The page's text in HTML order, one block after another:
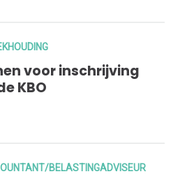
voor inschrijving
KBO
BELASTINGADVISEUR